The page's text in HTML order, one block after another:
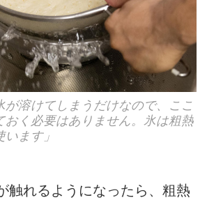
が溶けてしまうだけなので、ここ
おく必要はありません。氷は粗熱
ます」
触れるようになったら、粗熱